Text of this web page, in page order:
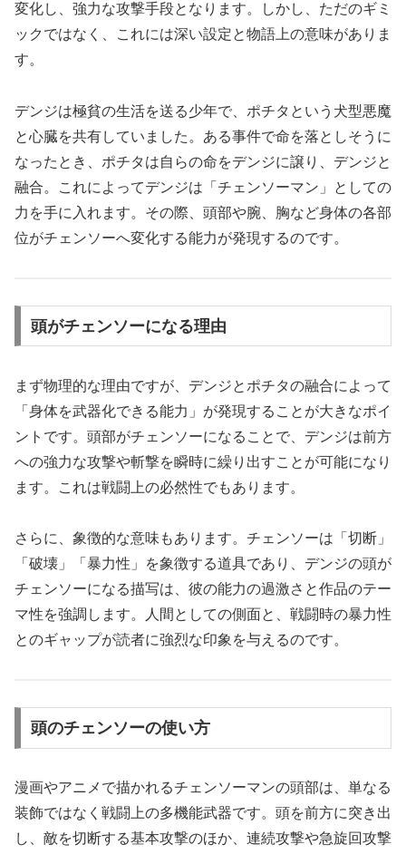
変化し、強力な攻撃手段となります。しかし、ただのギミ
ックではなく、これには深い設定と物語上の意味がありま
す。
デンジは極貧の生活を送る少年で、ポチタという犬型悪魔
と心臓を共有していました。ある事件で命を落としそうに
なったとき、ポチタは自らの命をデンジに譲り、デンジと
融合。これによってデンジは「チェンソーマン」としての
力を手に入れます。その際、頭部や腕、胸など身体の各部
位がチェンソーへ変化する能力が発現するのです。
頭がチェンソーになる理由
まず物理的な理由ですが、デンジとポチタの融合によって
「身体を武器化できる能力」が発現することが大きなポイ
ントです。頭部がチェンソーになることで、デンジは前方
への強力な攻撃や斬撃を瞬時に繰り出すことが可能になり
ます。これは戦闘上の必然性でもあります。
さらに、象徴的な意味もあります。チェンソーは「切断」
「破壊」「暴力性」を象徴する道具であり、デンジの頭が
チェンソーになる描写は、彼の能力の過激さと作品のテー
マ性を強調します。人間としての側面と、戦闘時の暴力性
とのギャップが読者に強烈な印象を与えるのです。
頭のチェンソーの使い方
漫画やアニメで描かれるチェンソーマンの頭部は、単なる
装飾ではなく戦闘上の多機能武器です。頭を前方に突き出
し、敵を切断する基本攻撃のほか、連続攻撃や急旋回攻撃